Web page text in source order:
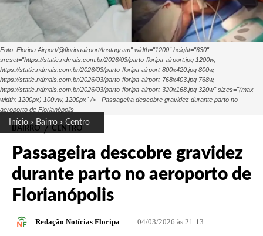
Início Bairro Centro
Foto: Floripa Airport/@floripaairport/Instagram" width="1200" height="630"
srcset="https://static.ndmais.com.br/2026/03/parto-floripa-airport.jpg 1200w,
https://static.ndmais.com.br/2026/03/parto-floripa-airport-800x420.jpg 800w,
https://static.ndmais.com.br/2026/03/parto-floripa-airport-768x403.jpg 768w,
https://static.ndmais.com.br/2026/03/parto-floripa-airport-320x168.jpg 320w" sizes="(max-
width: 1200px) 100vw, 1200px" /> - Passageira descobre gravidez durante parto no
aeroporto de Florianópolis
BAIRRO CENTRO
Passageira descobre gravidez
durante parto no aeroporto de
Florianópolis
Redação Notícias Floripa 04/03/2026 às 21:13